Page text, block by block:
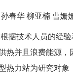
春华 柳亚楠 曹姗
据技术人员的经
热并且浪费能源
热力站为研究对